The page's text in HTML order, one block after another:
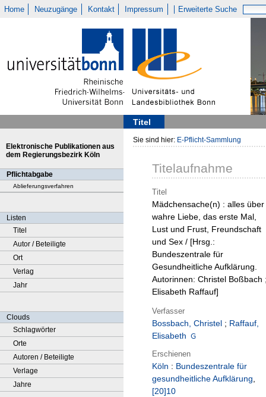
Home Neuzugänge Kontakt Impressum Erweiterte Suche
Titel
Elektronische Publikationen aus
dem Regierungsbezirk Köln
Pflichtabgabe
Ablieferungsverfahren
Listen
Titel
Autor / Beteiligte
Ort
Verlag
Jahr
Clouds
Schlagwörter
Orte
Autoren / Beteiligte
Verlage
Jahre
Sie sind hier: E-Pflicht-Sammlung
Titelaufnahme
Titel
Mädchensache(n) : alles über
wahre Liebe, das erste Mal,
Lust und Frust, Freundschaft
und Sex / [Hrsg.:
Bundeszentrale für
Gesundheitliche Aufklärung.
Autorinnen: Christel Boßbach
Elisabeth Raffauf]
Verfasser
Bossbach, Christel ; Raffauf,
Elisabeth
Erschienen
Köln : Bundeszentrale für
gesundheitliche Aufklärung,
[20]10